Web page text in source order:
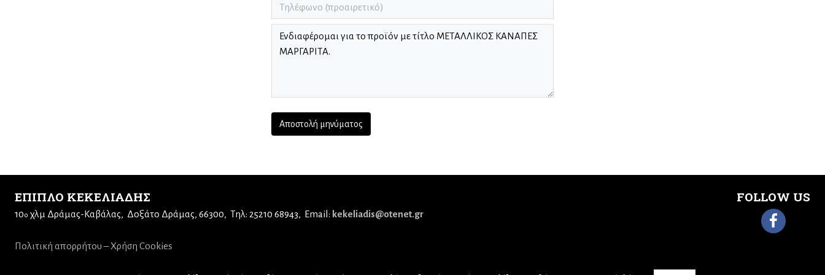
ΕΠΙΠΛΟ ΚΕΚΕΛΙΑΔΗΣ
10ο χλμ Δράμας-Καβάλας Δοξάτο Δράμας, 66300 Τηλ: 25210 68943 Email: kekeliadis@otenet.gr
FOLLOW US
Πολιτική απορρήτου – Χρήση Cookies